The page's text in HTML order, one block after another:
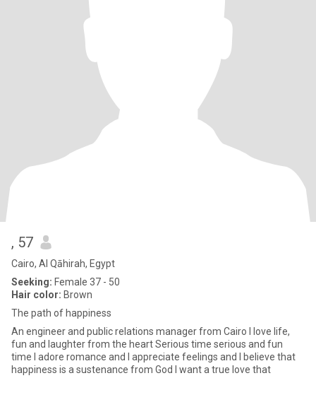
, 57
Cairo, Al Qāhirah, Egypt
Seeking: Female 37 - 50
Hair color: Brown
The path of happiness
An engineer and public relations manager from Cairo I love life,
fun and laughter from the heart Serious time serious and fun
time I adore romance and I appreciate feelings and I believe that
happiness is a sustenance from God I want a true love that